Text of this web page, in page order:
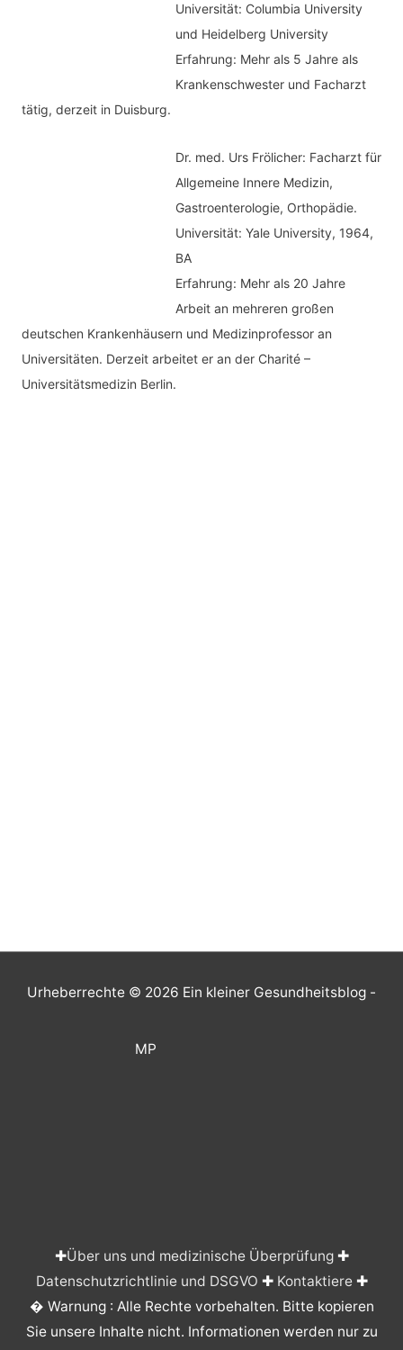
Universität: Columbia University
und Heidelberg University
Erfahrung: Mehr als 5 Jahre als
Krankenschwester und Facharzt
tätig, derzeit in Duisburg.
Dr. med. Urs Frölicher: Facharzt für
Allgemeine Innere Medizin,
Gastroenterologie, Orthopädie.
Universität: Yale University, 1964,
BA
Erfahrung: Mehr als 20 Jahre
Arbeit an mehreren großen
deutschen Krankenhäusern und Medizinprofessor an
Universitäten. Derzeit arbeitet er an der Charité –
Universitätsmedizin Berlin.
Urheberrechte © 2026 Ein kleiner Gesundheitsblog -
MP
✚Über uns und medizinische Überprüfung✚
Datenschutzrichtlinie und DSGVO ✚ Kontaktiere✚
� Warnung : Alle Rechte vorbehalten. Bitte kopieren
Sie unsere Inhalte nicht. Informationen werden nur zu